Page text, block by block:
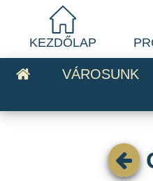
KEZDŐLAP
VÁROSUNK